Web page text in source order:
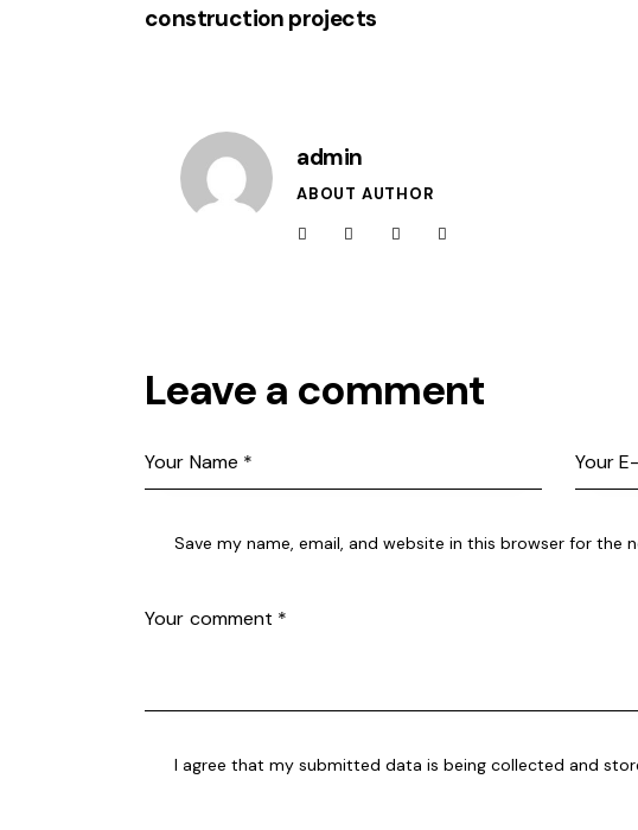
construction projects
admin
ABOUT AUTHOR
Leave a comment
Save my name, email, and website in this browser for the
I agree that my submitted data is being collected and